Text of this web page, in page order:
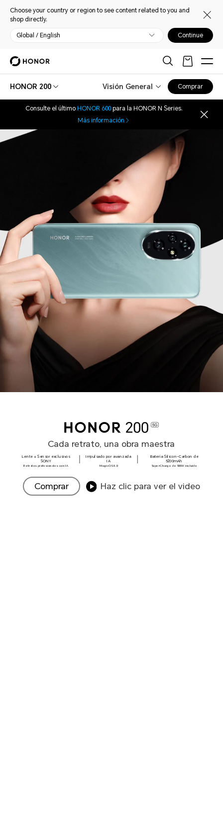
Choose your country or region to see content related to you and
shop directly.
Global / English Continue
HONOR 200 Visión General Comprar
Consulte el último HONOR 600 para la HONOR N Series.
Más información
Cada retrato, una obra maestra
Lente + Sensor exclusivos
SONY
Retratos profesionales con IA
Impulsado por avanzada
IA
MagicOS 8.0
Batería Silicon-Carbon de
5200mAh
SuperCharge de 100W incluido
Comprar Haz clic para ver el video